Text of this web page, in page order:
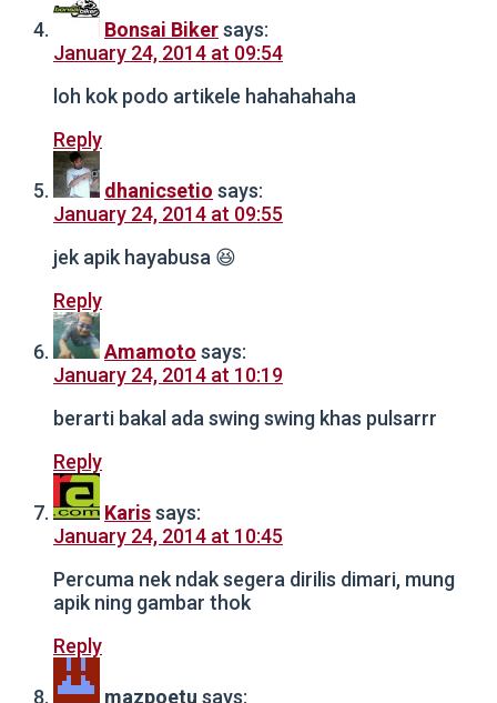
Bonsai Bikersays:
January 24, 2014 at 09:54
loh kok podo artikele hahahahaha
Reply
dhanicsetio says:
January 24, 2014 at 09:55
jek apik hayabusa 😆
Reply
Amamoto says:
January 24, 2014 at 10:19
berarti bakal ada swing swing khas pulsarrr
Reply
Karissays:
January 24, 2014 at 10:45
Percuma nek ndak segera dirilis dimari, mung
apik ning gambar thok
Reply
mazpoetu says: